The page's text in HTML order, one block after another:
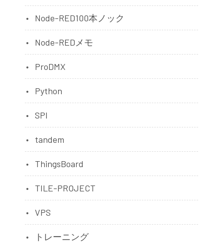
Node-RED100本ノック
Node-REDメモ
ProDMX
Python
SPI
tandem
ThingsBoard
TILE-PROJECT
VPS
トレーニング